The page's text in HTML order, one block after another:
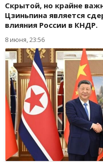
Скрытой, но крайне
Цзиньпина является
влияния России в КНДР.
8 июня, 23:56